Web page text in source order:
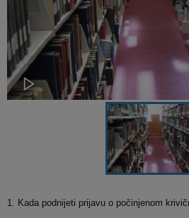
1. Kada podnijeti prijavu o počinjenom